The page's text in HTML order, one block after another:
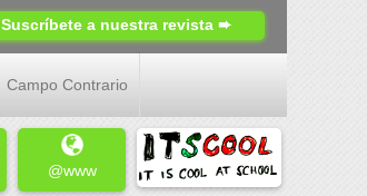
Suscríbete a nuestra revista ➨
Campo Contrario
@www